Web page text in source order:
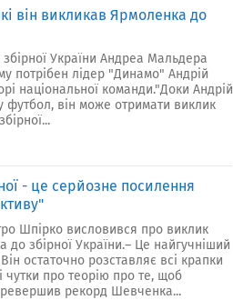
він викликав Ярмоленка до
України Андреа Мальдера
потрібен лідер "Динамо" Андрій
національної команди."Доки Андрій
футбол, він може отримати виклик
- це серйозне посилення
Шпірко висловився про виклик
до збірної України.– Це найгучніший
остаточно розставляє всі крапки
чутки про теорію про те, щоб
рекорд Шевченка...